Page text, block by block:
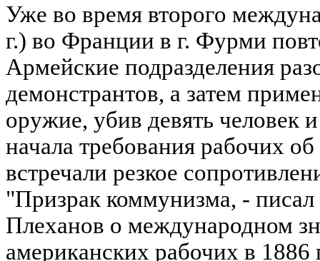
Уже во время второго
г.) во Франции в г. Фурми
Армейские подразделения
демонстрантов, а затем
оружие, убив девять человек
начала требования рабочих
встречали резкое
"Призрак коммунизма, -
Плеханов о международном
американских рабочих в 1886